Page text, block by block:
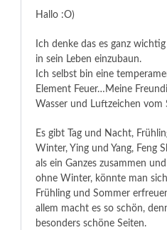
Hallo :O)
Ich denke das es ganz
in sein Leben einzubaun.
Ich selbst bin eine
Element Feuer…Meine
Wasser und Luftzeichen vom
Es gibt Tag und Nacht,
Winter, Ying und Yang, Feng
als ein Ganzes zusammen
ohne Winter, könnte man
Frühling und Sommer
allem macht es so schön,
besonders schöne Seiten.